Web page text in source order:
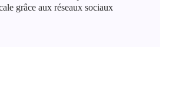
grâce aux réseaux sociaux